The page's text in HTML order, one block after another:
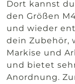
Dort kannst
den Größen
und wieder
dein Zubehör,
Markise und
und bietet
Anordnung.